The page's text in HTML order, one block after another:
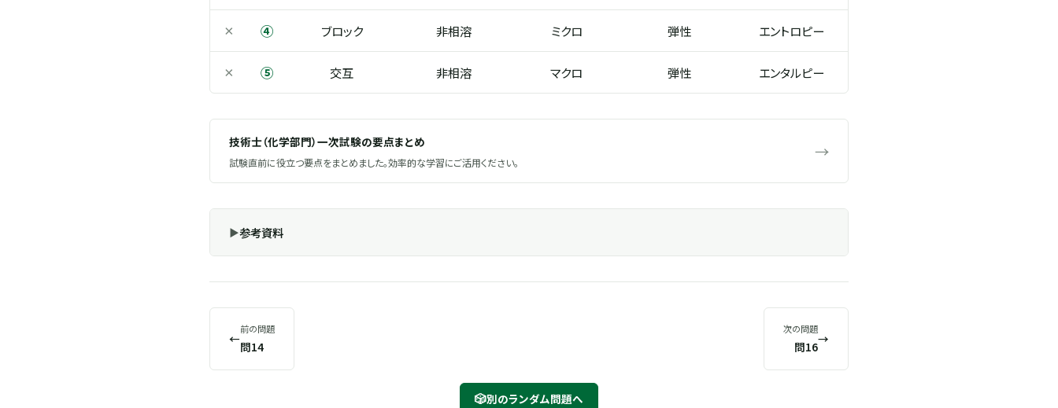
× ④ ブロック 非相溶 ミクロ 弾性 エントロピー
× ⑤ 交互 非相溶 マクロ 弾性 エンタルピー
技術士（化学部門）一次試験の要点まとめ
試験直前に役立つ要点をまとめました。効率的な学習にご活用ください。
→
参考資料
←
前の問題
問14
次の問題
問16
→
🎲別のランダム問題へ